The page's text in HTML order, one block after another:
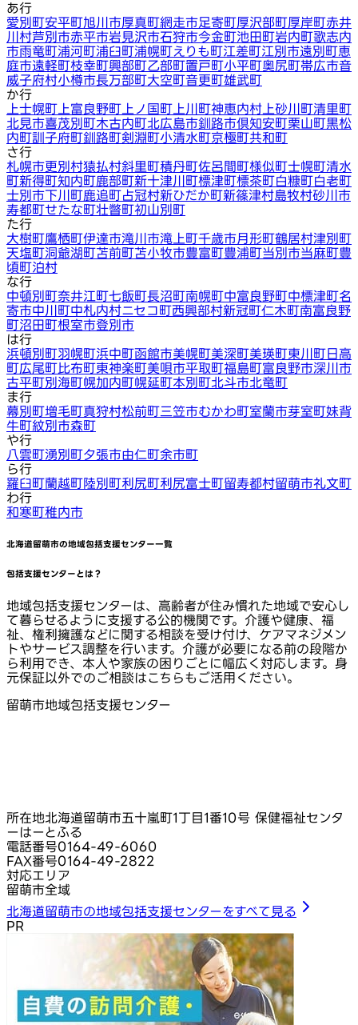
あ行
愛別町安平町旭川市厚真町網走市足寄町厚沢部町厚岸町赤井
川村芦別市赤平市岩見沢市石狩市今金町池田町岩内町歌志内
市雨竜町浦河町浦臼町浦幌町えりも町江差町江別市遠別町恵
庭市遠軽町枝幸町興部町乙部町置戸町小平町奥尻町帯広市音
威子府村小樽市長万部町大空町音更町雄武町
か行
上士幌町 上富良野町 上ノ国町 上川町神恵内村 上砂川町清里町
北見市喜茂別町木古内町北広島市釧路市倶知安町栗山町黒松
内町訓子府町釧路町剣淵町小清水町京極町共和町
さ行
札幌市更別村猿払村斜里町積丹町佐呂間町様似町士幌町清水
町新得町知内町鹿部町新十津川町標津町標茶町白糠町白老町
士別市下川町鹿追町占冠村新ひだか町新篠津村島牧村砂川市
寿都町せたな町壮瞥町初山別町
た行
大樹町鷹栖町伊達市滝川市滝上町千歳市月形町鶴居村津別町
天塩町洞爺湖町苫前町苫小牧市豊富町豊浦町当別市当麻町豊
頃町泊村
な行
中頓別町奈井江町七飯町長沼町南幌町中富良野町中標津町名
寄市中川町中札内村ニセコ町西興部村新冠町仁木町南富良野
町沼田町根室市登別市
は行
浜頓別町羽幌町浜中町函館市美幌町美深町美瑛町東川町日高
町広尾町比布町東神楽町美唄市平取町福島町富良野市深川市
古平町別海町幌加内町幌延町本別町北斗市北竜町
ま行
幕別町増毛町真狩村松前町三笠市むかわ町室蘭市芽室町妹背
牛町紋別市森町
や行
八雲町湧別町夕張市由仁町余市町
ら行
羅臼町蘭越町陸別町利尻町利尻富士町留寿都村留萌市礼文町
わ行
和寒町稚内市
北海道留萌市の地域包括支援センター一覧
包括支援センターとは？
地域包括支援センターは、高齢者が住み慣れた地域で安心し
て暮らせるように支援する公的機関です。介護や健康、福
祉、権利擁護などに関する相談を受け付け、ケアマネジメン
トやサービス調整を行います。介護が必要になる前の段階か
ら利用でき、本人や家族の困りごとに幅広く対応します。身
元保証以外でのご相談はこちらもご活用ください。
留萌市地域包括支援センター
所在地北海道留萌市五十嵐町1丁目1番10号 保健福祉センタ
ーはーとふる
電話番号0164-49-6060
FAX番号0164-49-2822
対応エリア
留萌市全域
北海道留萌市の地域包括支援センターをすべて見る
PR